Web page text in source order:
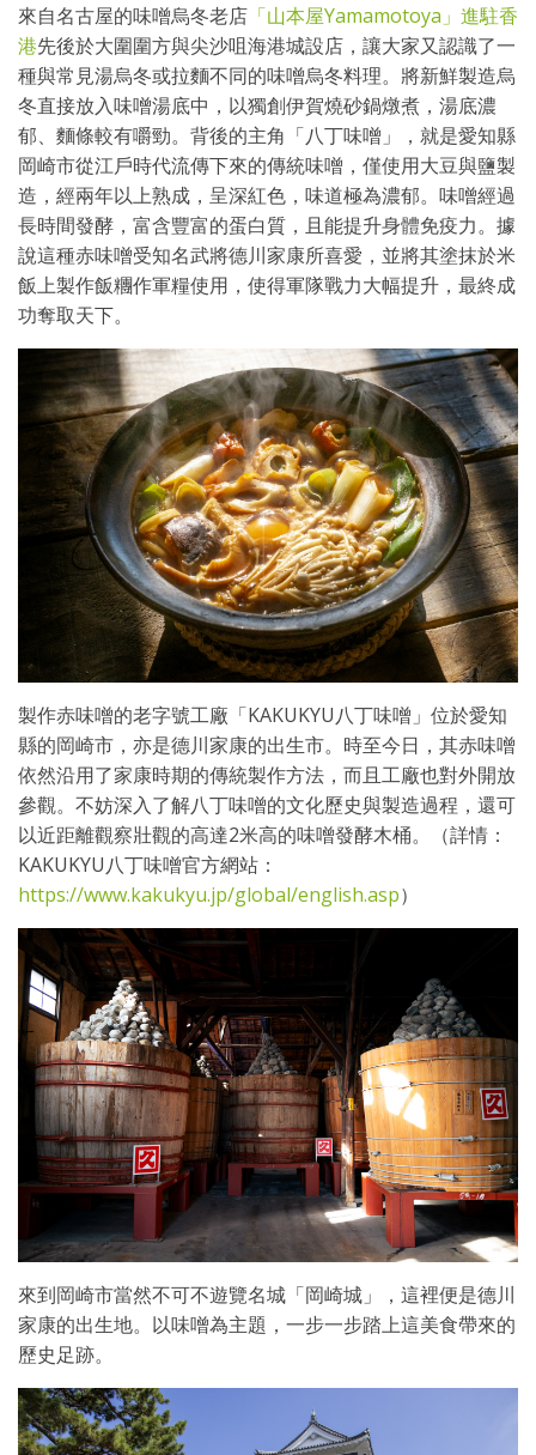
來自名古屋的味噌烏冬老店 「山本屋Yamamotoya」進駐香
港先後於大圍圍方與尖沙咀海港城設店，讓大家又認識了一
種與常見湯烏冬或拉麵不同的味噌烏冬料理。將新鮮製造烏
冬直接放入味噌湯底中，以獨創伊賀燒砂鍋燉煮，湯底濃
郁、麵條較有嚼勁。背後的主角「八丁味噌」，就是愛知縣
岡崎市從江戶時代流傳下來的傳統味噌，僅使用大豆與鹽製
造，經兩年以上熟成，呈深紅色，味道極為濃郁。味噌經過
長時間發酵，富含豐富的蛋白質，且能提升身體免疫力。據
說這種赤味噌受知名武將德川家康所喜愛，並將其塗抹於米
飯上製作飯糰作軍糧使用，使得軍隊戰力大幅提升，最終成
功奪取天下。
製作赤味噌的老字號工廠「KAKUKYU八丁味噌」位於愛知
縣的岡崎市，亦是德川家康的出生市。時至今日，其赤味噌
依然沿用了家康時期的傳統製作方法，而且工廠也對外開放
參觀。不妨深入了解八丁味噌的文化歷史與製造過程，還可
以近距離觀察壯觀的高達2米高的味噌發酵木桶。（詳情：
KAKUKYU八丁味噌官方網站：
https://www.kakukyu.jp/global/english.asp）
來到岡崎市當然不可不遊覽名城「岡崎城」，這裡便是德川
家康的出生地。以味噌為主題，一步一步踏上這美食帶來的
歷史足跡。